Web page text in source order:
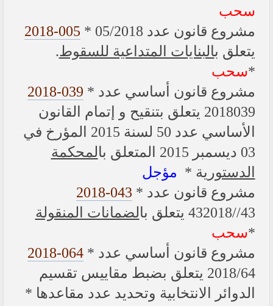
سحب
2018-005 * مشروع قانون عدد 05/2018
يتعلق بالبنايات المتداعية للسقوط.
*سحب
2018-039 * مشروع قانون أساسي عدد
2018039 يتعلق بتنقيح و إتمام القانون
الأساسي عدد 50 لسنة 2015 المؤرخ في
03 ديسمبر 2015 المتعلق با
لمحكمة
الدستورية * مؤجل
2018-043 * مشروع قانون عدد
43//432018 يتعلق با
لضمانات المنقولة
*سحب
2018-064* مشروع قانون أساسي عدد
2018/64 يتعلق بضبط مقاييس تقسيم
الدوائر الانتخابية وتحديد عدد مقاعدها *